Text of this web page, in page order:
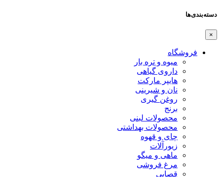
دسته‌بندی‌ها
×
فروشگاه
میوه و تره بار
داروی گیاهی
هایپر مارکت
نان و شیرینی
روغن گیری
برنج
محصولات لبنی
محصولات بهداشتی
چای و قهوه
زیورآلات
ماهی و میگو
مرغ فروشی
قصابی